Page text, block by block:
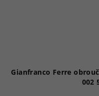
Gianfranco Ferre